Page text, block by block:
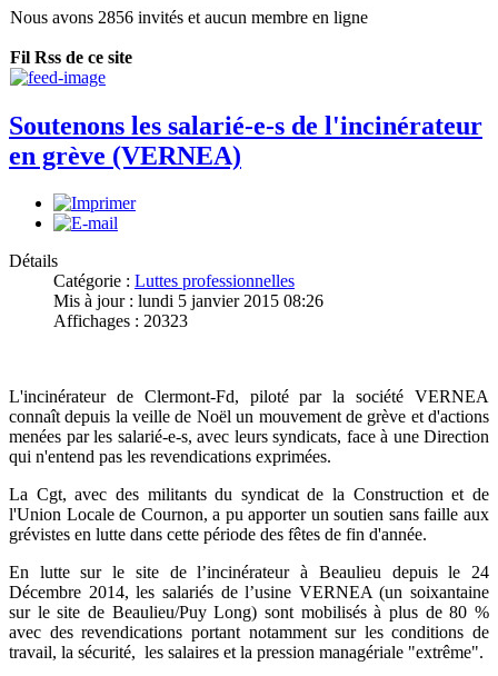
Nous avons 2856 invités et aucun membre en ligne
Fil Rss de ce site
Soutenons les salarié-e-s de l'incinérateur
en grève (VERNEA)
Détails
Catégorie : Luttes professionnelles
Mis à jour : lundi 5 janvier 2015 08:26
Affichages : 20323
L'incinérateur de Clermont-Fd, piloté par la société VERNEA
connaît depuis la veille de Noël un mouvement de grève et d'actions
menées par les salarié-e-s, avec leurs syndicats, face à une Direction
qui n'entend pas les revendications exprimées.
La Cgt, avec des militants du syndicat de la Construction et de
l'Union Locale de Cournon, a pu apporter un soutien sans faille aux
grévistes en lutte dans cette période des fêtes de fin d'année.
En lutte sur le site de l’incinérateur à Beaulieu depuis le 24
Décembre 2014, les salariés de l’usine VERNEA (un soixantaine
sur le site de Beaulieu/Puy Long) sont mobilisés à plus de 80 %
avec des revendications portant notamment sur les conditions de
travail, la sécurité, les salaires et la pression managériale "extrême".